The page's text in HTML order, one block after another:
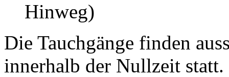
Hinweg)
Die Tauchgänge finden
innerhalb der Nullzeit statt.